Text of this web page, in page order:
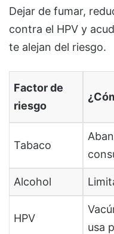
Dejar de fumar,
contra el HPV y
te alejan del riesgo.
Factor de
riesgo
Tabaco
Alcohol
HPV
usa